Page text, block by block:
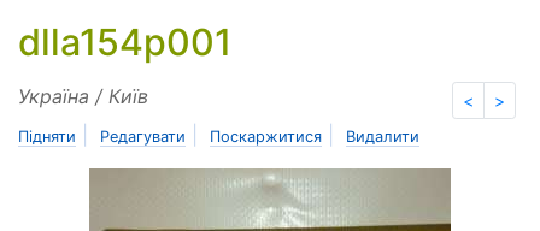
dlla154p001
< >
Україна / Київ
Підняти Редагувати Поскаржитися Видалити